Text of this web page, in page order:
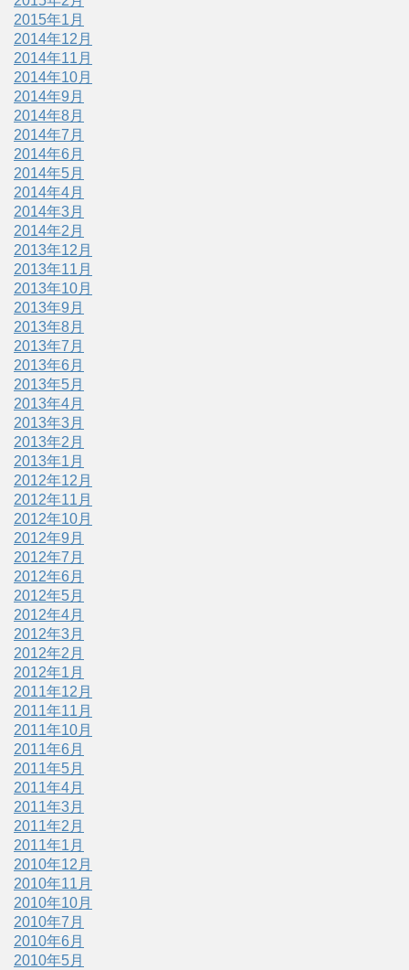
2015年1月
2014年12月
2014年11月
2014年10月
2014年9月
2014年8月
2014年7月
2014年6月
2014年5月
2014年4月
2014年3月
2014年2月
2013年12月
2013年11月
2013年10月
2013年9月
2013年8月
2013年7月
2013年6月
2013年5月
2013年4月
2013年3月
2013年2月
2013年1月
2012年12月
2012年11月
2012年10月
2012年9月
2012年7月
2012年6月
2012年5月
2012年4月
2012年3月
2012年2月
2012年1月
2011年12月
2011年11月
2011年10月
2011年6月
2011年5月
2011年4月
2011年3月
2011年2月
2011年1月
2010年12月
2010年11月
2010年10月
2010年7月
2010年6月
2010年5月